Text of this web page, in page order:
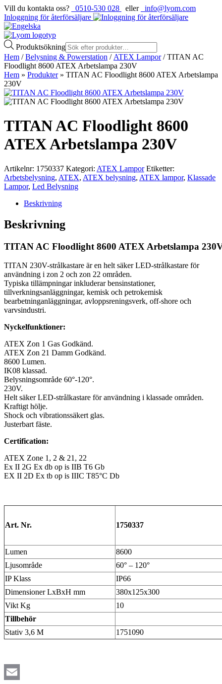
Vill du kontakta oss? 0510-530 028 eller
info@lyom.com
Inloggning för återförsäljare
Produktsökning
Hem /Belysning & Powerstation / ATEX Lampor/ TITAN AC
Floodlight 8600 ATEX Arbetslampa 230V
Hem » Produkter» TITAN AC Floodlight 8600 ATEX Arbetslampa
230V
TITAN AC Floodlight 8600
ATEX Arbetslampa 230V
Artikelnr: 1750337 Kategori: ATEX Lampor Etiketter:
Arbetsbelysning, ATEX, ATEX belysning, ATEX lampor, Klassade
Lampor, Led Belysning
Beskrivning
Beskrivning
TITAN AC Floodlight 8600 ATEX Arbetslampa
TITAN 230V-strålkastare är en helt säker LED-strålkastare för
användning i zon 2 och zon 22 områden.
Typiska tillämpningar inkluderar bensinstationer,
tillverkningsanläggningar, kemisk och petrokemisk
bearbetninganläggningar, avloppsreningsverk, off-shore och
varvsindustri.
Nyckelfunktioner:
ATEX Zon 1 Gas Godkänd.
ATEX Zon 21 Damm Godkänd.
8600 Lumen.
IK08 klassad.
Belysningsområde 60°-120°.
230V.
Helt säker LED-strålkastare för användning i klassade områden.
Kraftigt hölje.
Shock och vibrationssäkert glas.
Justerbart fäste.
Certification:
ATEX Zone 1, 2 & 21, 22
Ex II 2G Ex db op is IIB T6 Gb
EX II 2D Ex tb op is IIIC T85°C Db
Art. Nr. 1750337
Lumen
8600
Ljusområde
60° – 120°
IP Klass
IP66
Dimensioner LxBxH mm
380x125x300
Vikt Kg
10
Tillbehör
Stativ 3,6 M
1751090